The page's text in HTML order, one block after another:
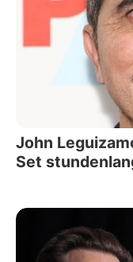
John
Set